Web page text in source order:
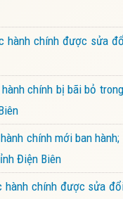
hành chính được sửa
chính bị bãi bỏ
chính mới ban
Điện Biên
chính được sửa